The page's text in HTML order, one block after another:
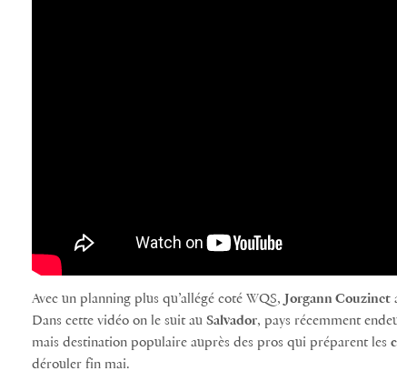
Avec un planning plus qu’allégé coté WQS, Jorgann Couzinet
Dans cette vidéo on le suit au Salvador, pays récemment
mais destination populaire auprès des pros qui préparent les
dérouler fin mai.